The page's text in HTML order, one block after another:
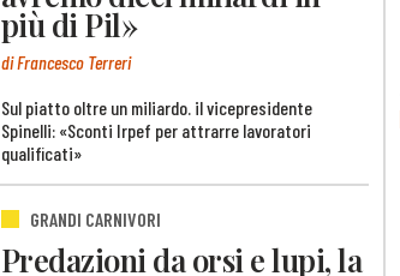
più di Pil»
di Francesco Terreri
Sul piatto oltre un miliardo. il vicepresidente
Spinelli: «Sconti Irpef per attrarre lavoratori
qualificati»
GRANDI CARNIVORI
Predazioni da orsi e lupi, la